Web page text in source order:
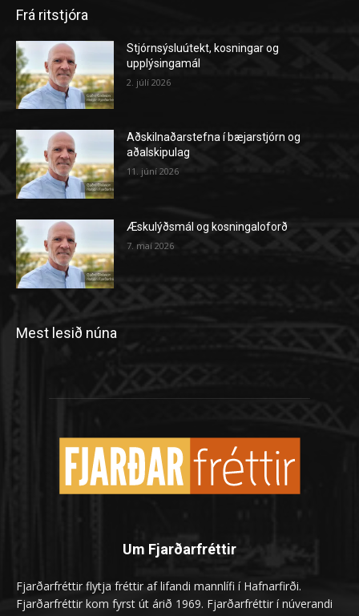
Frá ritstjóra
Stjórnsýsluútekt, kosningar og
upplýsingamál
2. júlí 2026
Aðskilnaðarstefna í bæjarstjórn og
aðalskipulag
11. júní 2026
Æskulýðsmál og kosningaloforð
7. maí 2026
Mest lesið núna
Um Fjarðarfréttir
Fjarðarfréttir flytja fréttir af lifandi mannlífi í Hafnarfirði.
Fjarðarfréttir kom fyrst út árið 1969. Fjarðarfréttir í núverandi